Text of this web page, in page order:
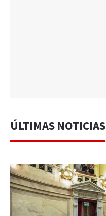
ÚLTIMAS NOTICIAS